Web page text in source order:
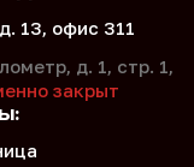
13, офис 311
д. 1, стр. 1,
закрыт